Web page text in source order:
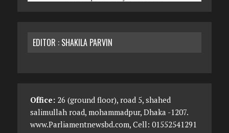
EDITOR : SHAKILA PARVIN
Office:26 (ground floor), road 5, shahed
salimullah road, mohammadpur, Dhaka -1207.
www.Parliamentnewsbd.com, Cell: 01552541291